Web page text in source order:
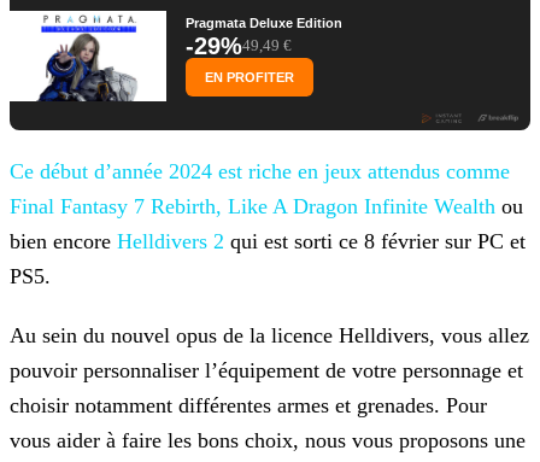
Pragmata Deluxe Edition
-29%49,49 €
EN PROFITER
Ce début d’année 2024 est riche en jeux attendus comme
Final Fantasy 7 Rebirth, Like A Dragon Infinite Wealth ou
bien encore Helldivers 2 qui est sorti ce 8 février sur PC et
PS5.
Au sein du nouvel opus de la licence Helldivers, vous allez
pouvoir personnaliser l’équipement de votre personnage et
choisir notamment différentes armes et grenades. Pour
vous aider à faire les bons choix, nous vous proposons une